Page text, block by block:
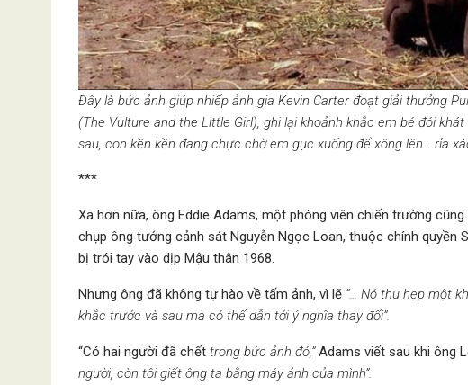
Đây là bức ảnh giúp nhiếp ảnh gia Kevin Carter đoạt giải thưởng
(The Vulture and the Little Girl), ghi lại khoảnh khắc em bé đói
sau, con kền kền đang chực chờ em gục xuống để xông lên… rỉa
***
Xa hơn nữa, ông Eddie Adams, một phóng viên chiến trường
chụp ông tướng cảnh sát Nguyễn Ngọc Loan, thuộc chính quyền
bị trói tay vào dịp Mậu thân 1968.
Nhưng ông đã không tự hào về tấm ảnh, vì lẽ “… Nó thu hẹp một
khắc trước và sau mà có thể dẫn tới ý nghĩa thay đổi”.
“Có hai người đã chết trong bức ảnh đó,”Adams viết sau khi ông
người, còn tôi giết ông ta bằng máy ảnh của mình”.